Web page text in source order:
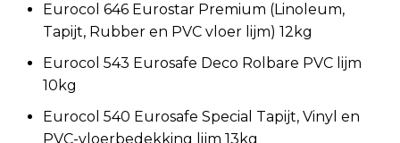
Eurocol 646 Eurostar Premium (Linoleum,
Tapijt, Rubber en PVC vloer lijm) 12kg
Eurocol 543 Eurosafe Deco Rolbare PVC lijm
10kg
Eurocol 540 Eurosafe Special Tapijt, Vinyl en
PVC-vloerbedekking lijm 13kg